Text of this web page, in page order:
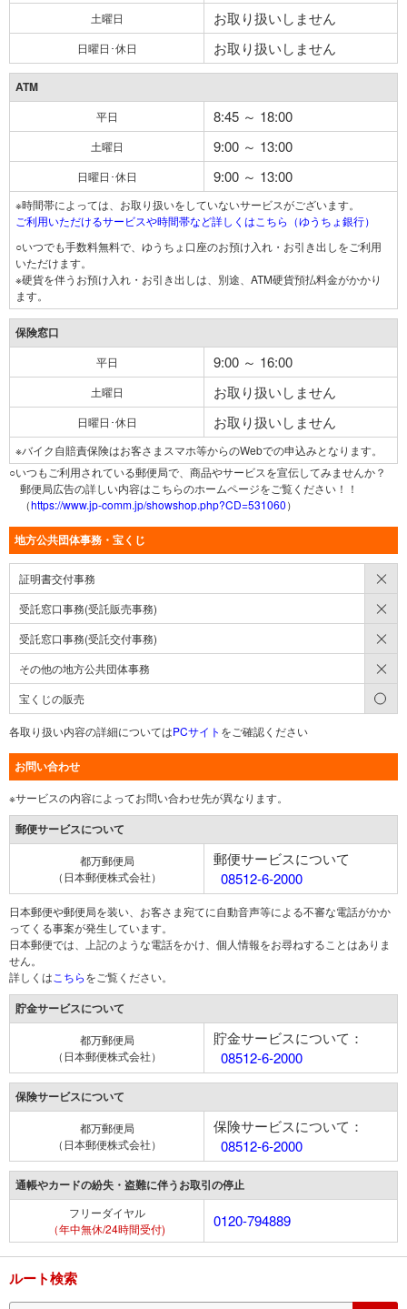
土曜日 お取り扱いしません
日曜日･休日 お取り扱いしません
ATM
平日 8:45 ～ 18:00
土曜日 9:00 ～ 13:00
日曜日･休日 9:00 ～ 13:00
※時間帯によっては、お取り扱いをしていないサービスがございます。
ご利用いただけるサービスや時間帯など詳しくはこちら（ゆうちょ銀行）
○いつでも手数料無料で、ゆうちょ口座のお預け入れ・お引き出しをご利用
いただけます。
※硬貨を伴うお預け入れ・お引き出しは、別途、ATM硬貨預払料金がかかり
ます。
保険窓口
平日 9:00 ～ 16:00
土曜日 お取り扱いしません
日曜日･休日 お取り扱いしません
※バイク自賠責保険はお客さまスマホ等からのWebでの申込みとなります。
○いつもご利用されている郵便局で、商品やサービスを宣伝してみませんか？
郵便局広告の詳しい内容はこちらのホームページをご覧ください！！
（https://www.jp-comm.jp/showshop.php?CD=531060）
地方公共団体事務・宝くじ
証明書交付事務
受託窓口事務(受託販売事務)
受託窓口事務(受託交付事務)
その他の地方公共団体事務
宝くじの販売
各取り扱い内容の詳細についてはPCサイト をご確認ください
お問い合わせ
※サービスの内容によってお問い合わせ先が異なります。
郵便サービスについて
都万郵便局
（日本郵便株式会社）
郵便サービスについて
08512-6-2000
日本郵便や郵便局を装い、お客さま宛てに自動音声等による不審な電話がかか
ってくる事案が発生しています。
日本郵便では、上記のような電話をかけ、個人情報をお尋ねすることはありま
せん。
詳しくは こちらをご覧ください。
貯金サービスについて
都万郵便局
（日本郵便株式会社）
貯金サービスについて：
08512-6-2000
保険サービスについて
都万郵便局
（日本郵便株式会社）
保険サービスについて：
08512-6-2000
通帳やカードの紛失・盗難に伴うお取引の停止
フリーダイヤル
（年中無休/24時間受付)
0120-794889
ルート検索